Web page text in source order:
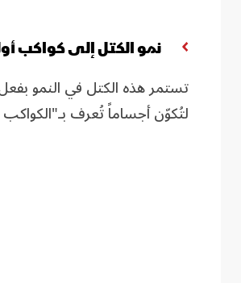
نمو الكتل إلى كواكب
تستمر هذه الكتل في النمو
لتُكوّن أجساماً تُعرف بـ"الكواكب